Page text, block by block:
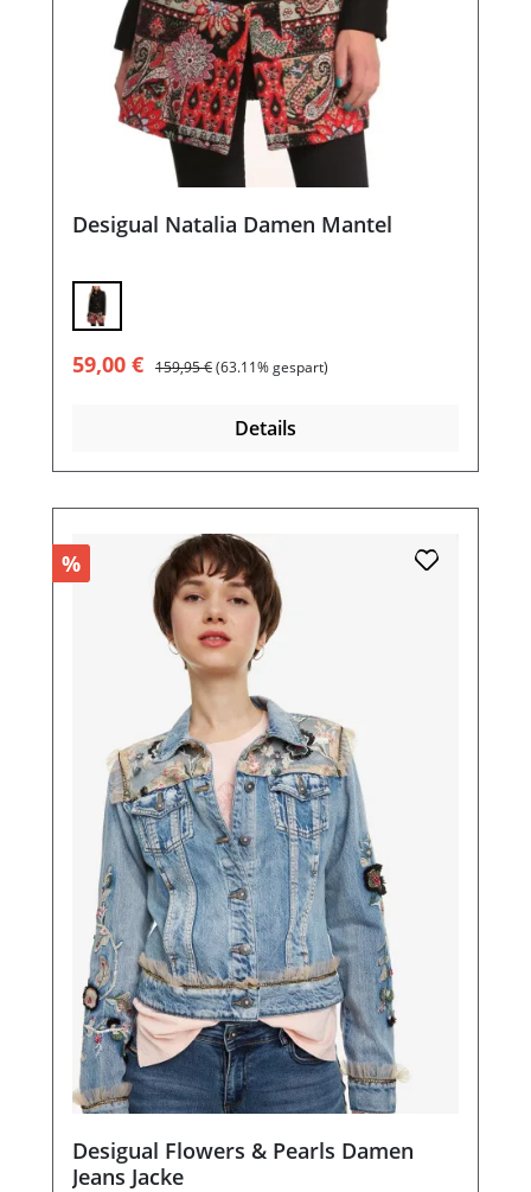
Desigual Natalia Damen Mantel
Verkaufspreis:
59,00 € Regulärer Preis:
159,95 €(63.11% gespart)
Details
%
Desigual Flowers & Pearls Damen
Jeans Jacke